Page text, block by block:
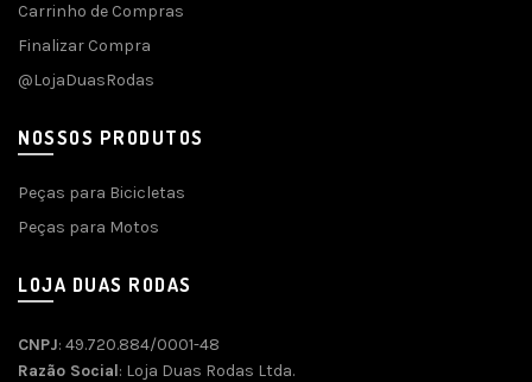
Carrinho de Compras
Finalizar Compra
@LojaDuasRodas
NOSSOS PRODUTOS
Peças para Bicicletas
Peças para Motos
LOJA DUAS RODAS
CNPJ: 49.720.884/0001-48
Razão Social: Loja Duas Rodas Ltda.